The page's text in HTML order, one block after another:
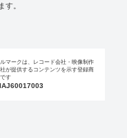
す。
マークは、レコード会社・映像制作
が提供するコンテンツを示す登録商
す